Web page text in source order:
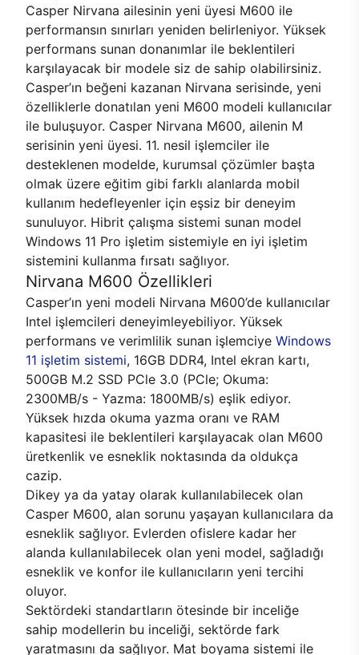
Casper Nirvana ailesinin yeni üyesi M600 ile
performansın sınırları yeniden belirleniyor. Yüksek
performans sunan donanımlar ile beklentileri
karşılayacak bir modele siz de sahip olabilirsiniz.
Casper’ın beğeni kazanan Nirvana serisinde, yeni
özelliklerle donatılan yeni M600 modeli kullanıcılar
ile buluşuyor. Casper Nirvana M600, ailenin M
serisinin yeni üyesi. 11. nesil işlemciler ile
desteklenen modelde, kurumsal çözümler başta
olmak üzere eğitim gibi farklı alanlarda mobil
kullanım hedefleyenler için eşsiz bir deneyim
sunuluyor. Hibrit çalışma sistemi sunan model
Windows 11 Pro işletim sistemiyle en iyi işletim
sistemini kullanma fırsatı sağlıyor.
Nirvana M600 Özellikleri
Casper’ın yeni modeli Nirvana M600’de kullanıcılar
Intel işlemcileri deneyimleyebiliyor. Yüksek
performans ve verimlilik sunan işlemciye Windows
11 işletim sistemi, 16GB DDR4, Intel ekran kartı,
500GB M.2 SSD PCle 3.0 (PCle; Okuma:
2300MB/s - Yazma: 1800MB/s) eşlik ediyor.
Yüksek hızda okuma yazma oranı ve RAM
kapasitesi ile beklentileri karşılayacak olan M600
üretkenlik ve esneklik noktasında da oldukça
cazip.
Dikey ya da yatay olarak kullanılabilecek olan
Casper M600, alan sorunu yaşayan kullanıcılara da
esneklik sağlıyor. Evlerden ofislere kadar her
alanda kullanılabilecek olan yeni model, sağladığı
esneklik ve konfor ile kullanıcıların yeni tercihi
oluyor.
Sektördeki standartların ötesinde bir inceliğe
sahip modellerin bu inceliği, sektörde fark
yaratmasını da sağlıyor. Mat boyama sistemi ile